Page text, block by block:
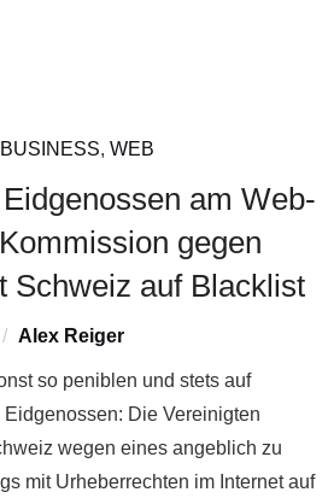
, WEB
am Web-
gegen
Schweiz auf Blacklist
Alex Reiger
so peniblen und stets auf
Die Vereinigten
wegen eines angeblich zu
mit Urheberrechten im Internet auf